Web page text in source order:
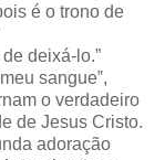
é o trono de
deixá-lo.”
sangue‟,
o verdadeiro
de Jesus Cristo.
adoração